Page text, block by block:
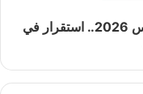
أسعار الخامات العلفية اليوم 8 أغسطس 2026.. استقرار في